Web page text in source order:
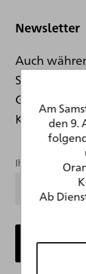
Newsletter
Auch
Schließung
Kunsthalle.
Ihre Mailadresse
Am
den 9.
Ab